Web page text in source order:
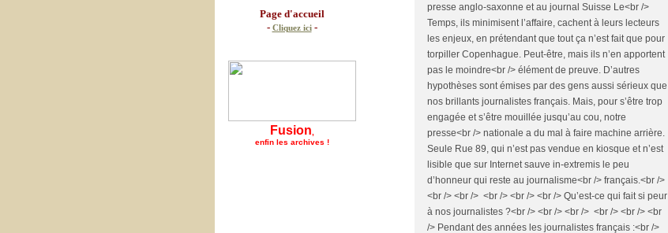
Page d'accueil
- Cliquez ici-
Fusion
enfin les archives !
presse anglo-saxonne et au journal Suisse Le<br />
Temps, ils minimisent l’affaire, cachent à leurs lecteurs
les enjeux, en prétendant que tout ça n’est fait que pour
torpiller Copenhague. Peut-être, mais ils n’en apportent
pas le moindre<br /> élément de preuve. D’autres
hypothèses sont émises par des gens aussi sérieux que
nos brillants journalistes français. Mais, pour s’être trop
engagée et s’être mouillée jusqu’au cou, notre
presse<br /> nationale a du mal à faire machine arrière.
Seule Rue 89, qui n’est pas vendue en kiosque et n’est
lisible que sur Internet sauve in-extremis le peu
d’honneur qui reste au journalisme<br /> français.<br />
<br /> <br /> <br /> <br /> <br /> Qu’est-ce qui fait si peur
à nos journalistes ?<br /> <br /> <br /> <br /> <br /> <br
/> Pendant des années les journalistes français :<br />